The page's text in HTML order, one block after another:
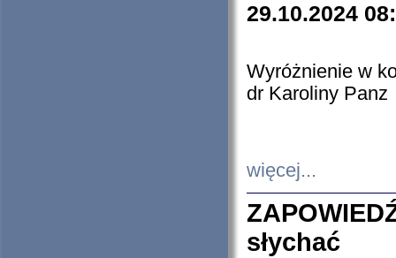
29.10.2024
Wyróżnienie w
dr Karoliny Panz
więcej...
słychać